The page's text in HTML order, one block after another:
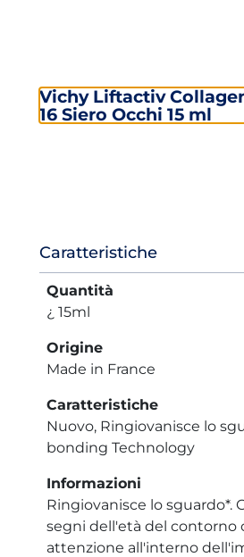
Vichy Liftactiv
16 Siero Occhi 15 ml
Informazioni
prodotto
Caratteristiche
Quantità
¿ 15ml
Origine
Made in France
Caratteristiche
Nuovo, Ringiovanisce lo
bonding Technology
Informazioni
Ringiovanisce lo sguardo*.
segni dell'età del contorno
attenzione all'interno